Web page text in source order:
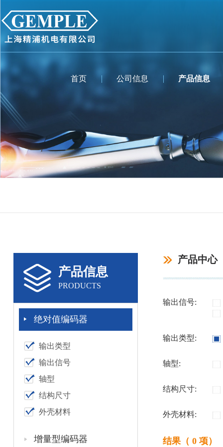
首页 公司信息 产品信息
产品信息
PRODUCTS
绝对值编码器
输出类型
输出信号
轴型
结构尺寸
外壳材料
增量型编码器
产品中心
输出信号:
输出类型:
轴型:
结构尺寸:
外壳材料:
结果（ 0 项）